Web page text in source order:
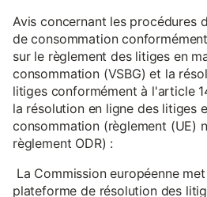
Avis concernant les procédures
de consommation
sur le règlement des litiges en
consommation (VSBG) et la
litiges conformément à l'article
la résolution en ligne des litiges
consommation (règlement (UE)
règlement ODR) :
La Commission européenne
plateforme de résolution des